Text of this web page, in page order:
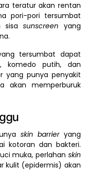
teratur akan rentan
pori-pori tersumbat
sisasunscreen yang
tersumbat dapat
komedo putih, dan
yang punya penyakit
akan memperburuk
skin barrier yang
kotoran dan bakteri.
muka, perlahan skin
kulit (epidermis) akan